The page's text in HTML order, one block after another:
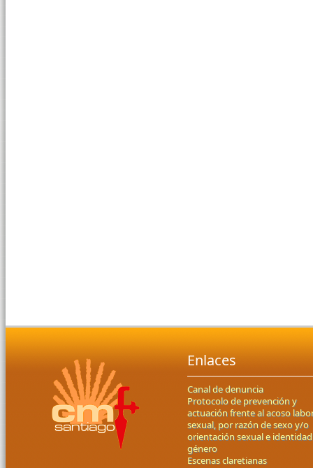
Enlaces
Canal de denuncia
Protocolo de prevención y
actuación frente al acoso
sexual, por razón de sexo y/o
orientación sexual e
género
Escenas claretianas